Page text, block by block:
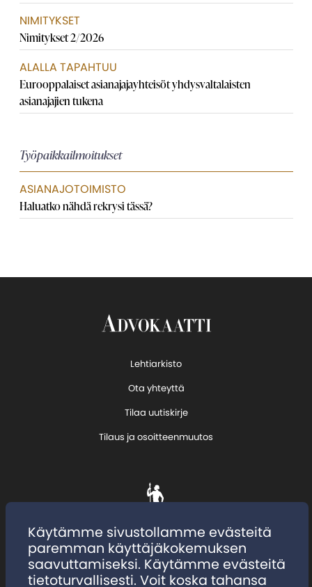
NIMITYKSET
Nimitykset 2/2026
ALALLA TAPAHTUU
Eurooppalaiset asianajaja­yhteisöt yhdysvaltalaisten
asianajajien tukena
Työpaikkailmoitukset
ASIANAJOTOIMISTO
Haluatko nähdä rekrysi tässä?
Lehtiarkisto
Ota yhteyttä
Tilaa uutiskirje
Tilaus ja osoitteenmuutos
Käytämme sivustollamme evästeitä
paremman käyttäjäkokemuksen
saavuttamiseksi. Käytämme evästeitä
tietoturvallisesti. Voit koska tahansa